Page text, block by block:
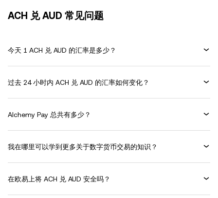
ACH 兑 AUD 常见问题
今天 1 ACH 兑 AUD 的汇率是多少？
过去 24 小时内 ACH 兑 AUD 的汇率如何变化？
Alchemy Pay 总共有多少？
我在哪里可以学到更多关于数字货币交易的知识？
在欧易上将 ACH 兑 AUD 安全吗？